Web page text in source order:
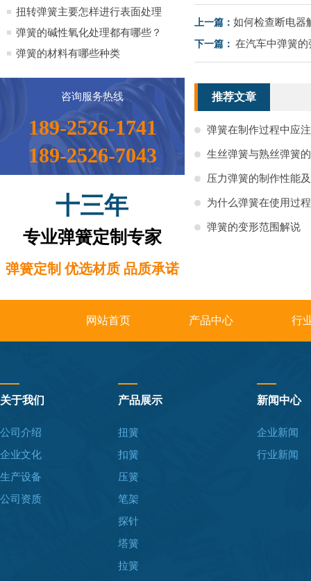
用？
扭转弹簧主要怎样进行表面处理
弹簧的碱性氧化处理都有哪些？
弹簧的材料有哪些种类
咨询服务热线
189-2526-1741
189-2526-7043
十三年
专业弹簧定制专家
弹簧定制 优选材质 品质承诺
上一篇： 如何检查断电器
下一篇： 在汽车中弹簧
推荐文章
弹簧在制作过程中应
生丝弹簧与熟丝弹簧
压力弹簧的制作性能
为什么弹簧在使用过
弹簧的变形范围解说
网站首页 产品中心 行
关于我们
公司介绍
企业文化
生产设备
公司资质
产品展示
扭簧
扣簧
压簧
笔架
探针
塔簧
拉簧
新闻中心
企业新闻
行业新闻